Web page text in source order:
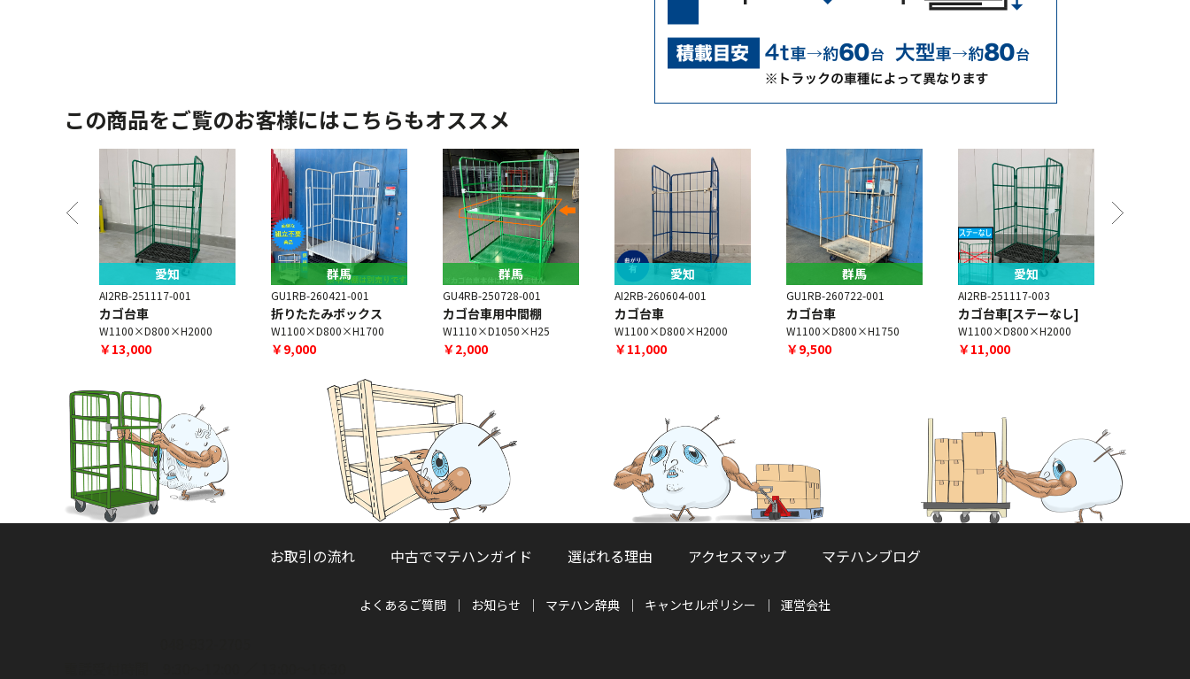
この商品をご覧のお客様にはこちらもオススメ
愛知
AI2RB-251117-001
カゴ台車
W1100×D800×H2000
￥13,000
群馬
GU1RB-260421-001
折りたたみボックス
W1100×D800×H1700
￥9,000
群馬
GU4RB-250728-001
カゴ台車用中間棚
W1110×D1050×H25
￥2,000
愛知
AI2RB-260604-001
カゴ台車
W1100×D800×H2000
￥11,000
群馬
GU1RB-260722-001
カゴ台車
W1100×D800×H1750
￥9,500
愛知
AI2RB-251117-003
カゴ台車[ステーなし]
W1100×D800×H2000
￥11,000
お取引の流れ 中古でマテハンガイド 選ばれる理由 アクセスマップ マテハンブログ
よくあるご質問 お知らせ マテハン辞典 キャンセルポリシー 運営会社